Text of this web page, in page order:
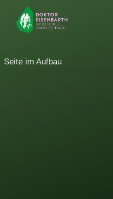
Inhalt
springen
Seite im Aufbau